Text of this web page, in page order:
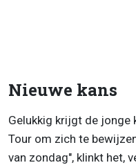
Nieuwe kans
Gelukkig krijgt de jonge
Tour om zich te
van zondag", klinkt het,